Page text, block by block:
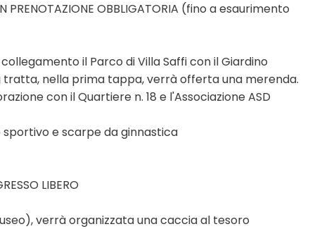
OBBLIGATORIA (fino a esaurimento
il Parco di Villa Saffi con il Giardino
nella prima tappa, verrà offerta una merenda.
con il Quartiere n. 18 e l'Associazione ASD
e scarpe da ginnastica
LIBERO
verrà organizzata una caccia al tesoro